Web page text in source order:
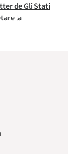
de Gli Stati
la